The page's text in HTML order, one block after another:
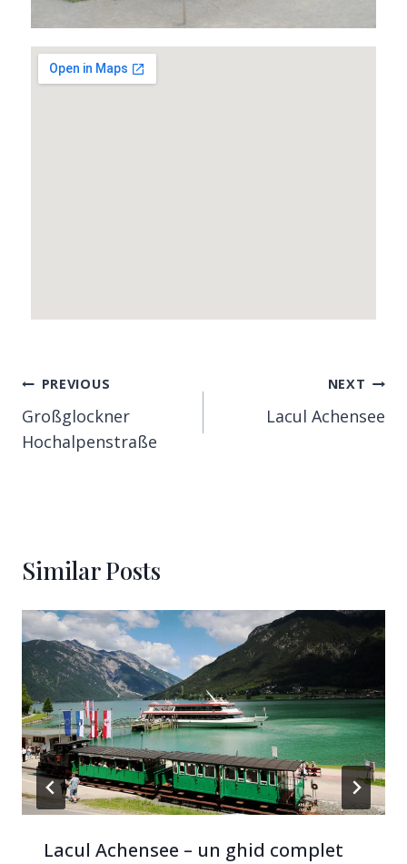
PREVIOUS
Großglockner
Hochalpenstraße
NEXT
Lacul Achensee
Similar Posts
Lacul Achensee – un ghid complet